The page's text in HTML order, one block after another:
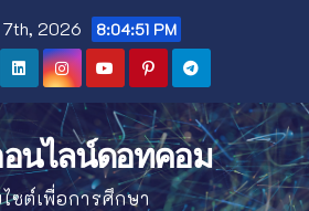
2026 8:04:52 PM
นไลน์ดอทคอม
ไซต์เพื่อการศึกษา